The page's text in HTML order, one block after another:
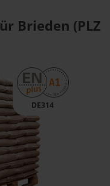
Brieden (PLZ
DE314